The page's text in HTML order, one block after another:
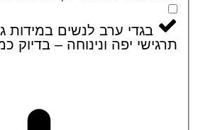
יפה ונינוחה – בדיוק כמו